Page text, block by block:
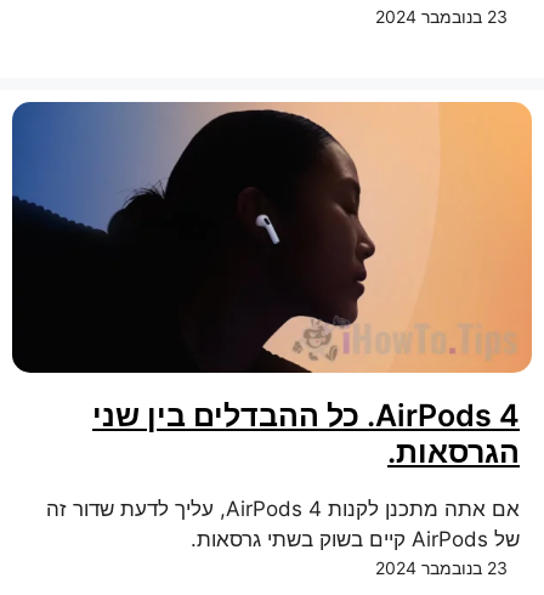
23 בנובמבר 2024
AirPods 4. כל ההבדלים בין שני
הגרסאות.
אם אתה מתכנן לקנות AirPods 4, עליך לדעת שדור זה
של AirPods קיים בשוק בשתי גרסאות.
23 בנובמבר 2024